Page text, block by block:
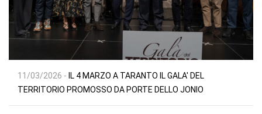
11/03/2026 - IL 4 MARZO A TARANTO IL GALA' DEL
TERRITORIO PROMOSSO DA PORTE DELLO JONIO